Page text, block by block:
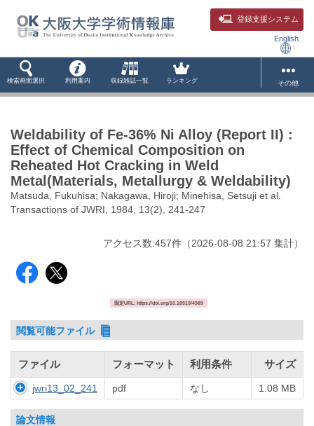
登録支援システム
English
検索画面選択 利用案内 収録雑誌一覧 ランキング その他
Weldability of Fe-36% Ni Alloy (Report II) :
Effect of Chemical Composition on
Reheated Hot Cracking in Weld
Metal(Materials, Metallurgy & Weldability)
Matsuda, Fukuhisa; Nakagawa, Hiroji; Minehisa, Setsuji et al.
Transactions of JWRI, 1984, 13(2), 241-247
アクセス数:457件 （2026-08-08 21:57 集計）
固定URL: https://doi.org/10.18910/4989
閲覧可能ファイル
ファイル フォーマット 利用条件 サイズ
jwri13_02_241 pdf なし 1.08 MB
論文情報